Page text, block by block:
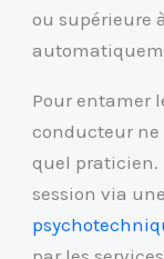
ou supérieure
Pour entamer
conducteur ne
quel praticien.
session via une